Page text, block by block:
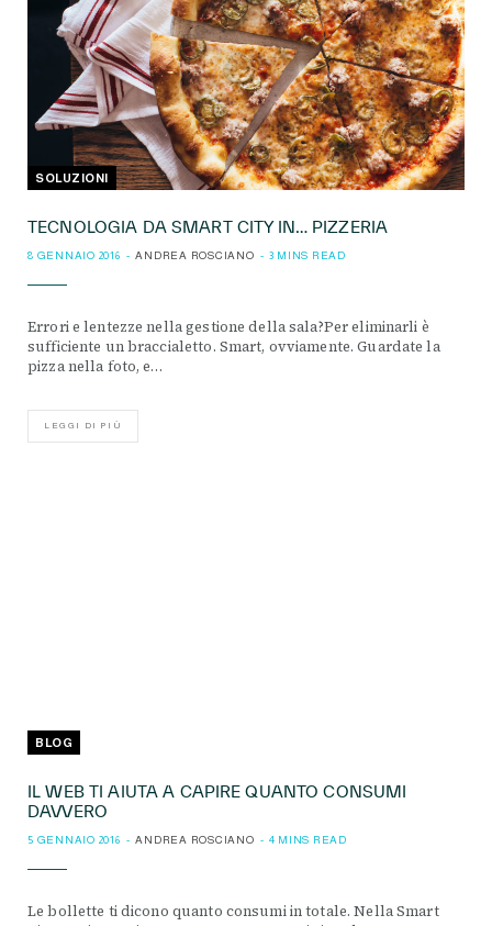
SOLUZIONI
TECNOLOGIA DA SMART CITY IN… PIZZERIA
8 GENNAIO 2016 ANDREA ROSCIANO 3 MINS READ
Errori e lentezze nella gestione della sala?Per eliminarli è
sufficiente un braccialetto. Smart, ovviamente. Guardate la
pizza nella foto, e…
LEGGI DI PIÙ
BLOG
IL WEB TI AIUTA A CAPIRE QUANTO CONSUMI
DAVVERO
5 GENNAIO 2016 ANDREA ROSCIANO 4 MINS READ
Le bollette ti dicono quanto consumi in totale. Nella Smart